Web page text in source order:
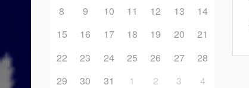
8
9 10 11 12 13
14
15
16 17 18 19 20
21
22
23 24 25 26 27
28
29
30 31 1 2 3 4